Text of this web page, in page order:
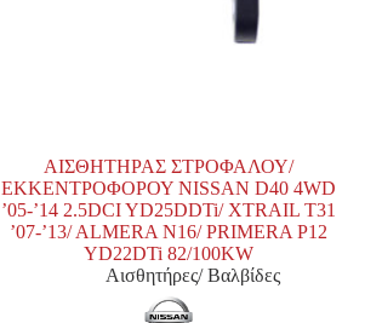
ΑΙΣΘΗΤΗΡΑΣ ΣΤΡΟΦΑΛΟΥ/
ΕΚΚΕΝΤΡΟΦΟΡΟΥ NISSAN D40 4WD
’05-’14 2.5DCI YD25DDTi/ XTRAIL T31
’07-’13/ ALMERA N16/ PRIMERA P12
YD22DTi 82/100KW
Αισθητήρες/ Βαλβίδες